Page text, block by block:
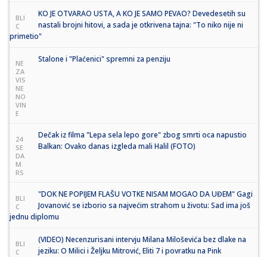
BLI
C
KO JE OTVARAO USTA, A KO JE SAMO PEVAO? Devedesetih su
nastali brojni hitovi, a sada je otkrivena tajna: "To niko nije ni
primetio"
NE
ZA
VIS
NE
NO
VIN
E
Stalone i "Plaćenici" spremni za penziju
24
SE
DA
M.
RS
Dečak iz filma "Lepa sela lepo gore" zbog smrti oca napustio
Balkan: Ovako danas izgleda mali Halil (FOTO)
BLI
C
"DOK NE POPIJEM FLAŠU VOTKE NISAM MOGAO DA UĐEM" Gagi
Jovanović se izborio sa najvećim strahom u životu: Sad ima još
jednu diplomu
BLI
C
(VIDEO) Necenzurisani intervju Milana Miloševića bez dlake na
jeziku: O Milici i Željku Mitrović, Eliti 7 i povratku na Pink